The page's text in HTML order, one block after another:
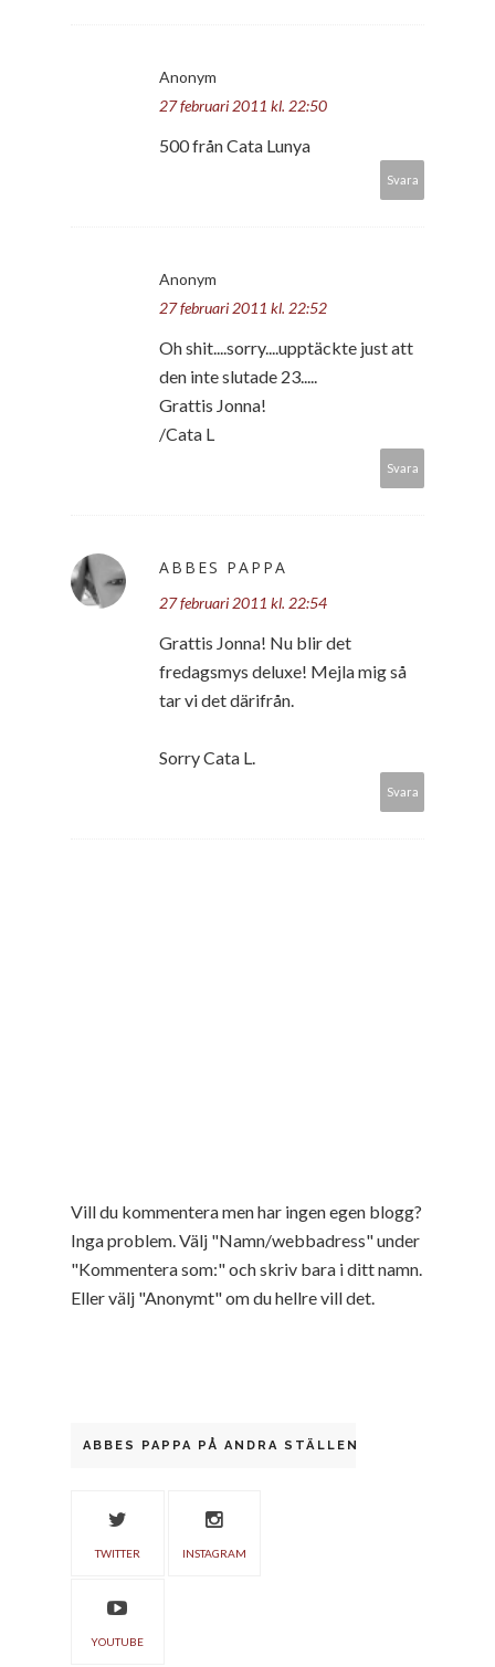
Anonym
27 februari 2011 kl. 22:50
500 från Cata Lunya
Svara
Anonym
27 februari 2011 kl. 22:52
Oh shit....sorry....upptäckte just att
den inte slutade 23.....
Grattis Jonna!
/Cata L
Svara
ABBES PAPPA
27 februari 2011 kl. 22:54
Grattis Jonna! Nu blir det
fredagsmys deluxe! Mejla mig så
tar vi det därifrån.
Sorry Cata L.
Svara
Vill du kommentera men har ingen egen blogg?
Inga problem. Välj "Namn/webbadress" under
"Kommentera som:" och skriv bara i ditt namn.
Eller välj "Anonymt" om du hellre vill det.
ABBES PAPPA PÅ ANDRA STÄLLEN
TWITTER INSTAGRAM
YOUTUBE